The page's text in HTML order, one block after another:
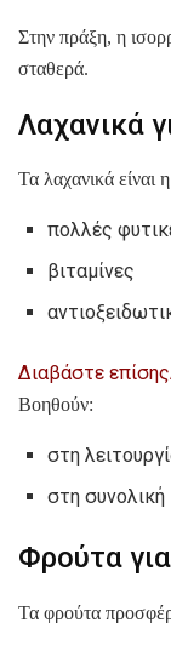
Στην πράξη, η
σταθερά.
Λαχανικά
Τα λαχανικά είναι
πολλές
βιταμίνες
Διαβάστε επίσης
Βοηθούν:
στη
στη συνολική
Φρούτα
Τα φρούτα